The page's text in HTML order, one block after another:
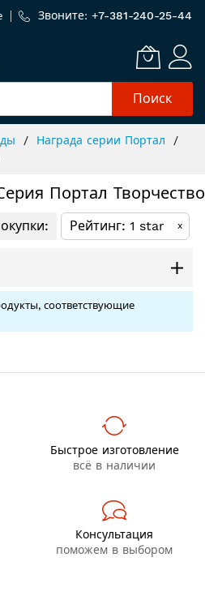
Звоните: +7-381-240-25-44
Поиск
Награда серии Портал
Портал Творчество
Рейтинг 1 star x
соответствующие
Быстрое изготовление
всё в наличии
Консультация
поможем в выбором